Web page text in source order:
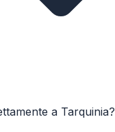
a Tarquinia?